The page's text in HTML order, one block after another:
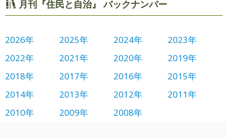
月刊『住民と自治』 バックナンバー
2026年 2025年 2024年
2023年
2022年
2021年 2020年
2019年
2018年
2017年 2016年
2015年
2014年
2013年 2012年
2011年
2010年
2009年 2008年